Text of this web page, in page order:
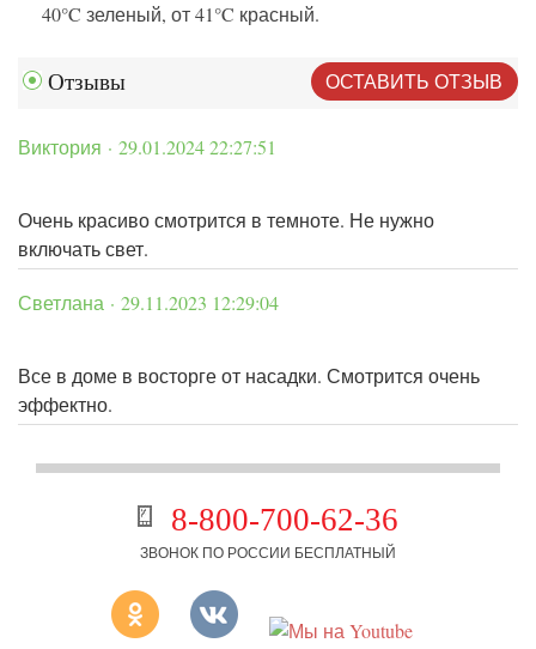
40°C зеленый, от 41°C красный.
Отзывы ОСТАВИТЬ ОТЗЫВ
Виктория · 29.01.2024 22:27:51
Очень красиво смотрится в темноте. Не нужно
включать свет.
Светлана · 29.11.2023 12:29:04
Все в доме в восторге от насадки. Смотрится очень
эффектно.
8-800-700-62-36
ЗВОНОК ПО РОССИИ БЕСПЛАТНЫЙ